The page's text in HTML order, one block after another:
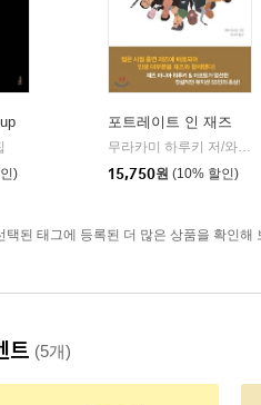
)
포트레이트 인 재즈
무라카미 하루키 저/와다 마코토 그림/김난주 역
15,750원 (10% 할인)
택된 태그에 등록된 더 많은 상품을 확인해
트 (5개)